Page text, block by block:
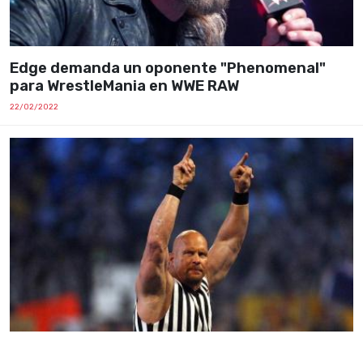
Edge demanda un oponente "Phenomenal"
para WrestleMania en WWE RAW
22/02/2022